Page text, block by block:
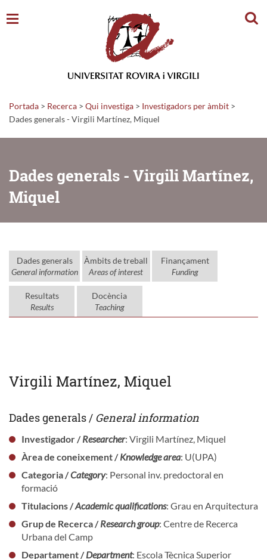
Portada > Recerca > Qui investiga > Investigadors per àmbit >
Dades generals - Virgili Martínez, Miquel
Dades generals - Virgili Martínez,
Miquel
Dades generals
General information
Àmbits de treball
Areas of interest
Finançament
Funding
Resultats
Results
Docència
Teaching
Virgili Martínez, Miquel
Dades generals / General information
Investigador /Researcher: Virgili Martínez, Miquel
Àrea de coneixement /Knowledge area: U(UPA)
Categoria /Category: Personal inv. predoctoral en
formació
Titulacions /Academic qualifications: Grau en Arquitectura
Grup de Recerca /Research group: Centre de Recerca
Urbana del Camp
Departament /Department: Escola Tècnica Superior